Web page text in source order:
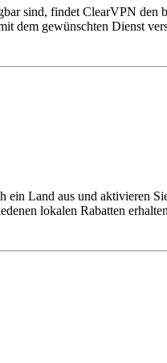
sind, findet ClearVPN
gewünschten Dienst
Land aus und aktivieren
lokalen Rabatten